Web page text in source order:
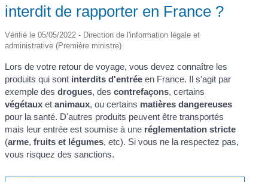
interdit de rapporter en France ?
Vérifié le 05/05/2022 - Direction de l'information légale et
administrative (Première ministre)
Lors de votre retour de voyage, vous devez connaître les
produits qui sont interdits d'entrée en France. Il s'agit par
exemple desdrogues, descontrefaçons, certains
végétaux etanimaux, ou certains matières dangereuses
pour la santé. D'autres produits peuvent être transportés
mais leur entrée est soumise à une réglementation stricte
(arme,fruits et légumes, etc). Si vous ne la respectez pas,
vous risquez des sanctions.